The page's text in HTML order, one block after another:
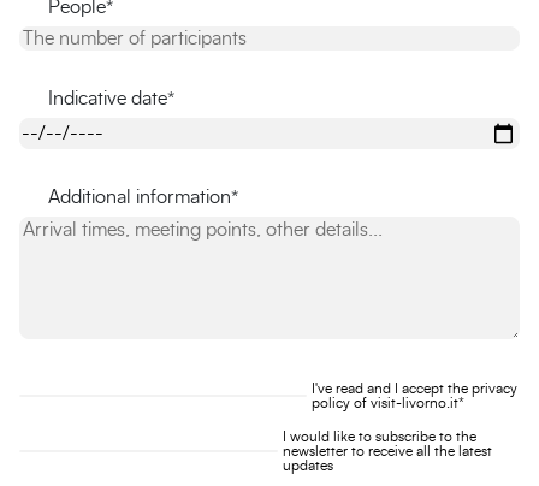
People*
Indicative date*
Additional information*
I've read and I accept theprivacy
policy of visit-livorno.it*
I would like to subscribe to the
newsletter to receive all the latest
updates